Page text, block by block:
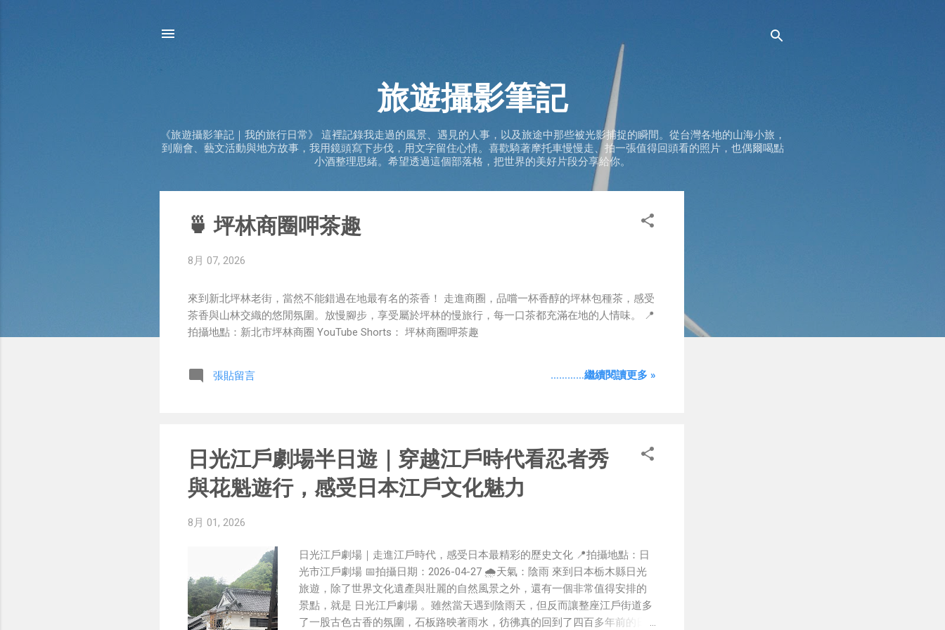
旅遊攝影筆記
《旅遊攝影筆記｜我的旅行日常》 這裡記錄我走過的風景、遇見的人事，以及旅途中那些被光影捕捉的瞬間。從台灣各地的山海小旅，
到廟會、藝文活動與地方故事，我用鏡頭寫下步伐，用文字留住心情。喜歡騎著摩托車慢慢走、拍一張值得回頭看的照片，也偶爾喝點
小酒整理思緒。希望透過這個部落格，把世界的美好片段分享給你。
🍵 坪林商圈呷茶趣
8月 07, 2026
來到新北坪林老街，當然不能錯過在地最有名的茶香！ 走進商圈，品嚐一杯香醇的坪林包種茶，感受
茶香與山林交織的悠閒氛圍。放慢腳步，享受屬於坪林的慢旅行，每一口茶都充滿在地的人情味。 📍
拍攝地點：新北市坪林商圈 YouTube Shorts： 坪林商圈呷茶趣
張貼留言 …………繼續閱讀更多 »
日光江戶劇場半日遊｜穿越江戶時代看忍者秀
與花魁遊行，感受日本江戶文化魅力
8月 01, 2026
日光江戶劇場｜走進江戶時代，感受日本最精彩的歷史文化 📍拍攝地點：日
光市江戶劇場 📅拍攝日期：2026-04-27 🌧️天氣：陰雨 來到日本栃木縣日光
旅遊，除了世界文化遺產與壯麗的自然風景之外，還有一個非常值得安排的
景點，就是 日光江戶劇場 。雖然當天遇到陰雨天，但反而讓整座江戶街道多
了一股古色古香的氛圍，石板路映著雨水，彷彿真的回到了四百多年前的日